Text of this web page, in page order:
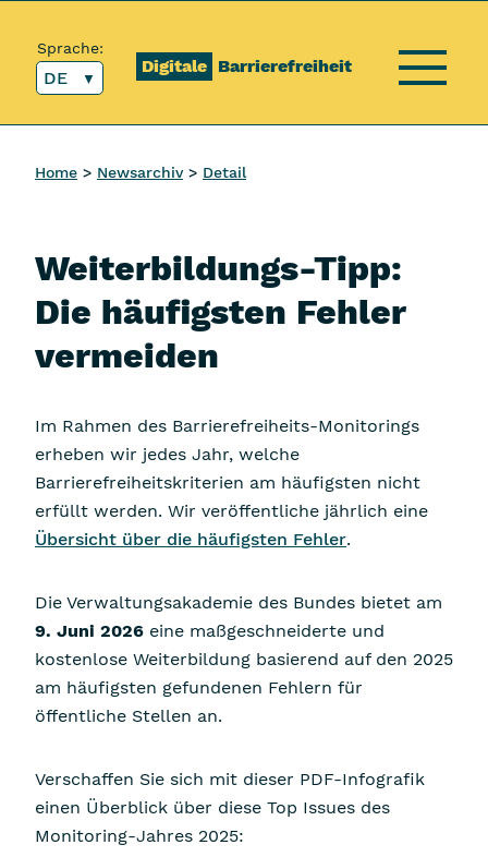
Digitale Barrierefreiheit
Sprache:
DE Menü
Home Newsarchiv Detail
Weiterbildungs-Tipp:
Die häufigsten Fehler
vermeiden
Im Rahmen des Barrierefreiheits-Monitorings
erheben wir jedes Jahr, welche
Barrierefreiheitskriterien am häufigsten nicht
erfüllt werden. Wir veröffentliche jährlich eine
Übersicht über die häufigsten Fehler.
Die Verwaltungsakademie des Bundes bietet am
9. Juni 2026 eine maßgeschneiderte und
kostenlose Weiterbildung basierend auf den 2025
am häufigsten gefundenen Fehlern für
öffentliche Stellen an.
Verschaffen Sie sich mit dieser PDF-Infografik
einen Überblick über diese Top Issues des
Monitoring-Jahres 2025: